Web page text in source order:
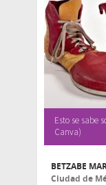
Esto se sabe
Canva)
BETZABE
Ciudad de